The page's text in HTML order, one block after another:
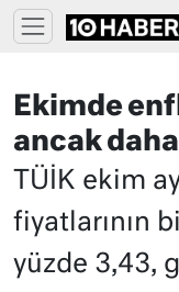
Ekimde
ancak
TÜİK ekim
fiyatlarının
yüzde 3,43,